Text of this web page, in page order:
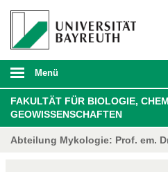
Menü
FAKULTÄT FÜR BIOLOGIE,
GEOWISSENSCHAFTEN
Abteilung Mykologie: Prof. em.